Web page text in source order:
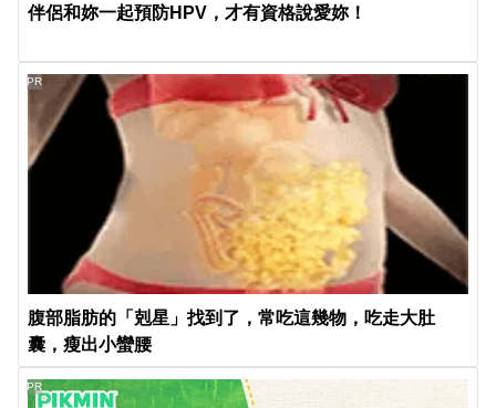
伴侶和妳一起預防HPV，才有資格說愛妳！
腹部脂肪的「剋星」找到了，常吃這幾物，吃走大肚
囊，瘦出小蠻腰
PR
PR